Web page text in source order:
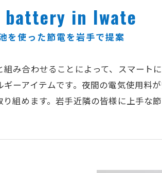
を使った節電を岩手で提案
battery in Iwate
み合わせることによって、スマート
ーアイテムです。夜間の電気使用料
組めます。岩手近隣の皆様に上手な